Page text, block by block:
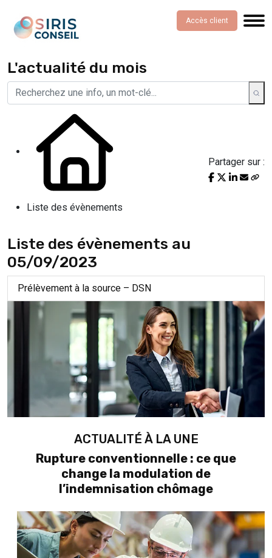
Accès client
L'actualité du mois
Liste des évènements
Partager sur :
Liste des évènements au
05/09/2023
Prélèvement à la source – DSN
ACTUALITÉ À LA UNE
Rupture conventionnelle : ce que
change la modulation de
l’indemnisation chômage